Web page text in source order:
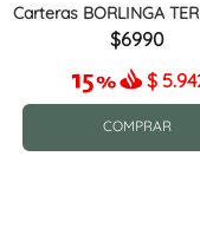
Carteras BORLINGA
6990
$
COMPRAR